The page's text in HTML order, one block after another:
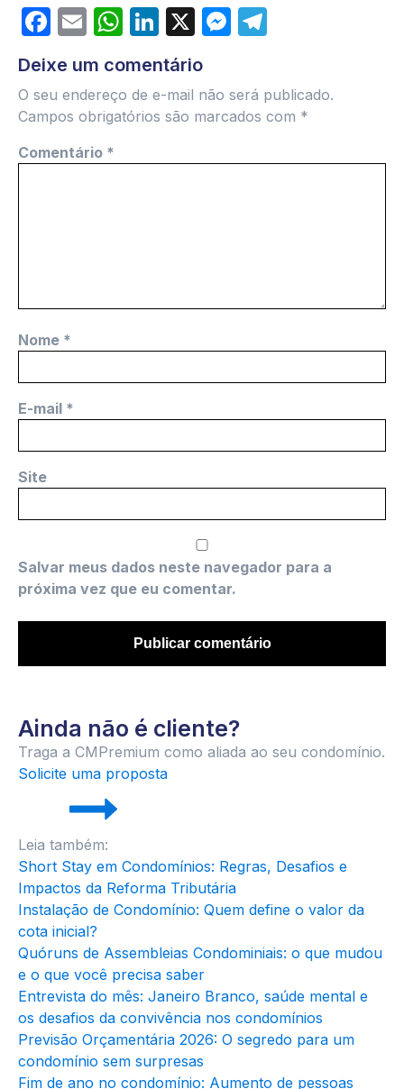
Facebook
EmailWhatsApp
LinkedIn
X Messenger
Deixe um comentário
O seu endereço de e-mail não será publicado.
Campos obrigatórios são marcados com *
Comentário *
Nome *
E-mail *
Site
Salvar meus dados neste navegador para a
próxima vez que eu comentar.
Ainda não é cliente?
Traga a CMPremium como aliada ao seu condomínio.
Solicite uma proposta
Leia também:
Short Stay em Condomínios: Regras, Desafios e
Impactos da Reforma Tributária
Instalação de Condomínio: Quem define o valor da
cota inicial?
Quóruns de Assembleias Condominiais: o que mudou
e o que você precisa saber
Entrevista do mês: Janeiro Branco, saúde mental e
os desafios da convivência nos condomínios
Previsão Orçamentária 2026: O segredo para um
condomínio sem surpresas
Fim de ano no condomínio: Aumento de pessoas